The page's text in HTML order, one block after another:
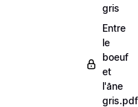
gris
Entre
le
boeuf
et
l'âne
gris.pdf